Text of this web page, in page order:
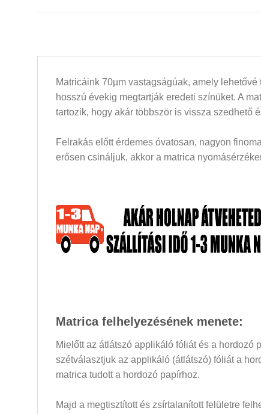
Matricáink 70µm vastagságúak, amely
hosszú évekig megtartják eredeti színüket. A
tartozik, hogy akár többször is vissza szedhető
Felrakás előtt érdemes óvatosan, nagyon
erősen csináljuk, akkor a matrica
Matrica felhelyezésének menete:
Mielőtt az átlátszó applikáló fóliát és a hordozó
szétválasztjuk az applikáló (átlátszó) fóliát a
matrica tudott a hordozó papírhoz.
Majd a megtisztított és zsírtalanított felületre